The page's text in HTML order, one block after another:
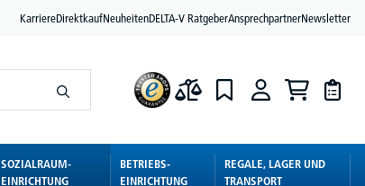
KarriereDirektkaufNeuheitenDELTA-V RatgeberAnsprechpartnerNewsletter
SOZIALRAUM-
EINRICHTUNG
BETRIEBS-
EINRICHTUNG
REGALE, LAGER UND
TRANSPORT